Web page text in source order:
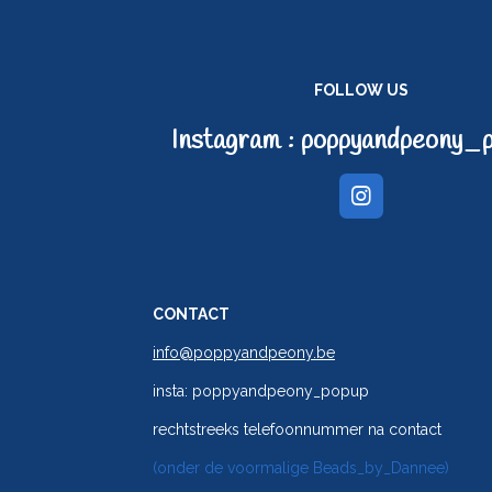
FOLLOW US
Instagram :
I
CONTACT
info@poppyandpeony.be
insta: poppyandpeony_popup
rechtstreeks telefoonnummer na contact
(onder de voormalige Beads_by_Dannee)